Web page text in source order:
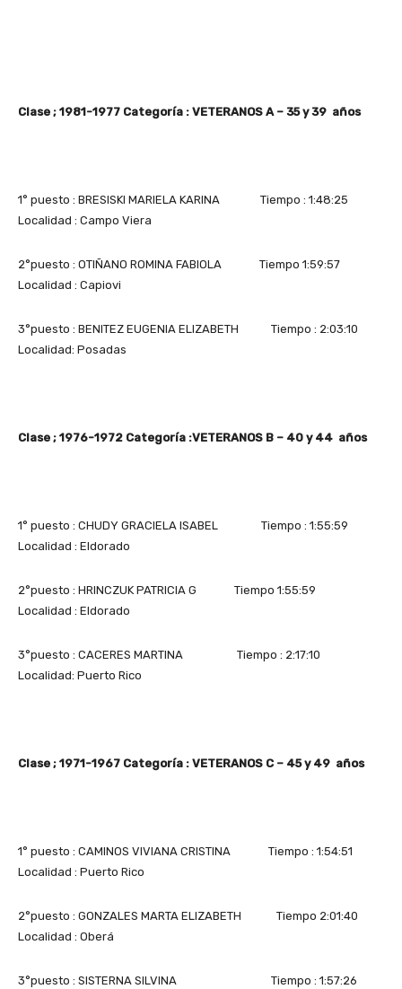
Clase ; 1981-1977 Categoría : VETERANOS A – 35 y 39 años
1° puesto : BRESISKI MARIELA KARINA Tiempo : 1:48:25
Localidad : Campo Viera
2°puesto : OTIÑANO ROMINA FABIOLA Tiempo 1:59:57
Localidad : Capiovi
3°puesto : BENITEZ EUGENIA ELIZABETH Tiempo : 2:03:10
Localidad: Posadas
Clase ; 1976-1972 Categoría :VETERANOS B – 40 y 44 años
1° puesto : CHUDY GRACIELA ISABEL Tiempo : 1:55:59
Localidad : Eldorado
2°puesto : HRINCZUK PATRICIA G Tiempo 1:55:59
Localidad : Eldorado
3°puesto : CACERES MARTINA Tiempo : 2:17:10
Localidad: Puerto Rico
Clase ; 1971-1967 Categoría : VETERANOS C – 45 y 49 años
1° puesto : CAMINOS VIVIANA CRISTINA Tiempo : 1:54:51
Localidad : Puerto Rico
2°puesto : GONZALES MARTA ELIZABETH Tiempo 2:01:40
Localidad : Oberá
3°puesto : SISTERNA SILVINA Tiempo : 1:57:26